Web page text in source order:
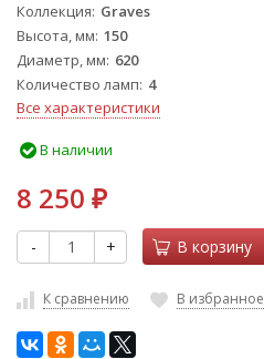
Коллекция Graves
Высота, мм 150
Диаметр, мм 620
Количество ламп 4
Все характеристики
В наличии
8 250 ₽
- + В корзину
К сравнению В избранное